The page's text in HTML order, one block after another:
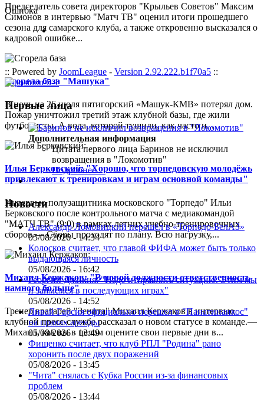
Председатель совета директоров "Крыльев Советов" Максим
Симонов в интервью "Матч ТВ" оценил итоги прошедшего
сезона для самарского клуба, а также откровенно высказался о
кадровой ошибке...
Сгорела база "Машука"
В ночь на 26 июля пятигорский «Машук-КМВ» потерял дом.
Пожар уничтожил третий этаж клубной базы, где жили
футболисты. А вода, которой тушили, как часто и...
Илья Берковский: "Хорошо, что торпедовскую молодёжь
привлекают к тренировкам и играм основной команды"
Интервью полузащитника московского "Торпедо" Ильи
Берковского после контрольного матча с медиакомандой
"МАТЧ ТВ" (9:0) в рамках летних учебно-тренировочных
сборов.— Сборы проходят по плану. Всю нагрузку,...
Михаил Кержаков: "В новой должности ответственность
намного больше"
Тренер вратарей "Зенита" Михаил Кержаков в интервью
клубной пресс-службе рассказал о новом статусе в команде.—
Михаил, как вы в целом оцените свои первые дни в...
Ошибка
:: Powered by JoomLeague - Version 2.92.222.b1f70a5 ::
Первые лица
Дополнительная информация
Цитата первого лица Баринов не исключил
возвращения в "Локомотив"
Подробнее ...
Новости
Александр Ломовицкий перешёл в «Торпедо-БелАЗ»
05/08/2026 - 14:34
Колосков считает, что главой ФИФА может быть только
выдающаяся личность
05/08/2026 - 16:42
Георгий Джикия: "Надо исправлять ситуацию. Этим мы
и займёмся в последующих играх"
05/08/2026 - 14:52
Ливай Гарсия официально перешел в "Панатинаикос"
на правах аренды
05/08/2026 - 13:49
Фищенко считает, что клуб РПЛ "Родина" рано
хоронить после двух поражений
05/08/2026 - 13:45
"Чита" снялась с Кубка России из-за финансовых
проблем
05/08/2026 - 13:44